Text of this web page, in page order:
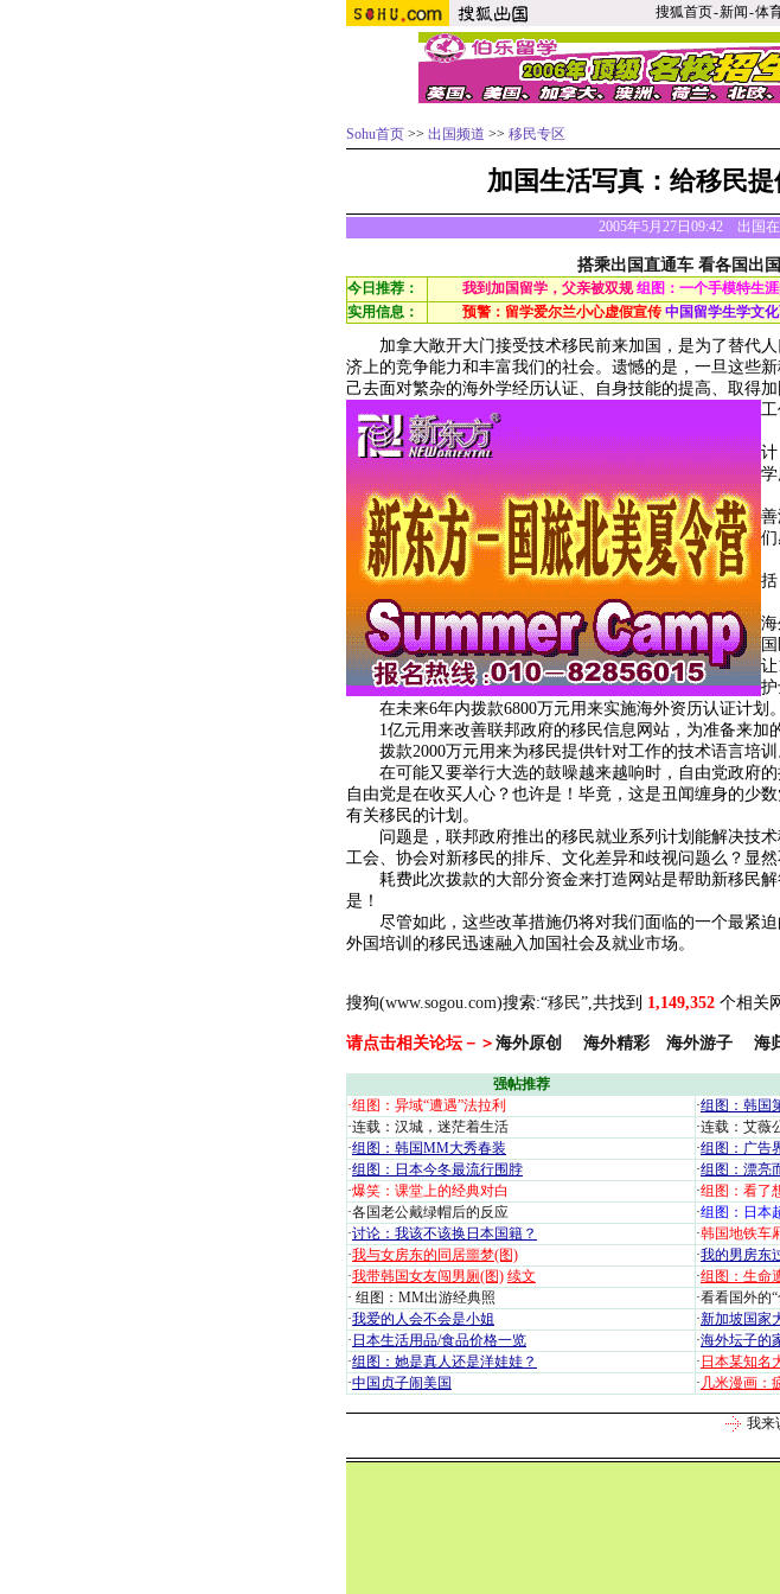
搜狐首页-新闻-体
Sohu首页 >> 出国频道 >> 移民专区
加国生活写真：给移民提
2005年5月27日09:42 出国
搭乘出国直通车 看各国出
今日推荐： 我到加国留学，父亲被双规 组图：一个手模特生
实用信息：
预警：留学爱尔兰小心虚假宣传 中国留学生学文
加拿大敞开大门接受技术移民前来加国，是为了替代人
济上的竞争能力和丰富我们的社会。遗憾的是，一旦这些
己去面对繁杂的海外学经历认证、自身技能的提高、取得
工
学
们
括
让
护
在未来6年内拨款6800万元用来实施海外资历认证计划。
1亿元用来改善联邦政府的移民信息网站，为准备来加
拨款2000万元用来为移民提供针对工作的技术语言培训
在可能又要举行大选的鼓噪越来越响时，自由党政府的
自由党是在收买人心？也许是！毕竟，这是丑闻缠身的少
有关移民的计划。
问题是，联邦政府推出的移民就业系列计划能解决技术
工会、协会对新移民的排斥、文化差异和歧视问题么？显然
耗费此次拨款的大部分资金来打造网站是帮助新移民解
是！
尽管如此，这些改革措施仍将对我们面临的一个最紧迫
外国培训的移民迅速融入加国社会及就业市场。
搜狗(www.sogou.com)搜索:“移民”,共找到 1,149,352 个相关
请点击相关论坛－＞ 海外原创 海外精彩 海外游子 海
强帖推荐
·组图：异域“遭遇”法拉利 ·组图：韩国
·连载：汉城，迷茫着生活 ·连载：艾薇
·组图：韩国MM大秀春装 ·组图：广告
·组图：日本今冬最流行围脖 ·组图：漂亮
·爆笑：课堂上的经典对白 ·组图：看了
·各国老公戴绿帽后的反应 ·组图：日本
·讨论：我该不该换日本国籍？ ·韩国地铁车
·我与女房东的同居噩梦(图) ·我的男房东
·我带韩国女友闯男厕(图) 续文 ·组图：生命
· 组图：MM出游经典照 ·看看国外的
·我爱的人会不会是小姐 ·新加坡国家
· 日本生活用品/食品价格一览 ·海外坛子的
·组图：她是真人还是洋娃娃？ · 日本某知名
·中国贞子闹美国 · 几米漫画：
我来